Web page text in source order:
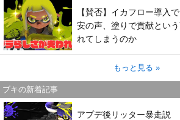
【賛否】イカフロー導入
安の声、塗りで貢献とい
れてしまうのか
もっと見る »
ブキの新着記事
アプデ後リッター暴走説